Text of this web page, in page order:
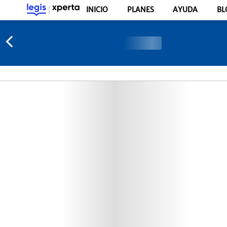
INICIO PLANES AYUDA